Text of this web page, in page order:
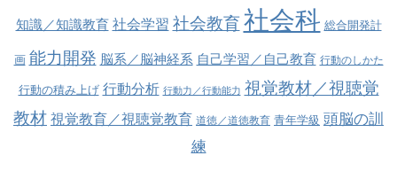
知識／知識教育 社会学習 社会教育社会科 総合開発計
画 能力開発 脳系／脳神経系 自己学習／自己教育 行動のしかた
行動の積み上げ 行動分析 行動力／行動能力 視覚教材／視聴覚
教材 視覚教育／視聴覚教育 道徳／道徳教育 青年学級 頭脳の訓
練